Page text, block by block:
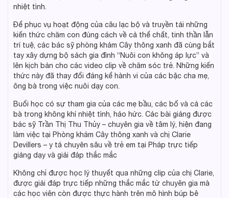
nhiệt tình.
Để phục vụ hoạt động của câu lạc bộ và truyền tải những
kiến thức chăm con đúng cách về cả thể chất, tinh thần lẫn
trí tuệ, các bác sỹ phòng khám Cây thông xanh đã cùng bắt
tay xây dựng bộ sách gia đình “Nuôi con không áp lực” và
lên kịch bản cho các video clip về chăm sóc trẻ. Những kiến
thức này đã thay đổi đáng kể hành vi của các bậc cha mẹ,
ông bà trong việc nuôi dạy con.
Buổi học có sự tham gia của các mẹ bầu, các bố và cả các
bà trong không khí nhiệt tình, háo hức. Các bài giảng được
bác sỹ Trần Thị Thu Thủy – chuyên gia về tâm lý, hiện đang
làm việc tại Phòng khám Cây thông xanh và chị Clarie
Devillers – y tá chuyên sâu về trẻ em tại Pháp trực tiếp
giảng dạy và giải đáp thắc mắc
Không chỉ được học lý thuyết qua những clip của chị Clarie,
được giải đáp trực tiếp những thắc mắc từ chuyên gia mà
các học viên còn được thực hành trên mô hình búp bê